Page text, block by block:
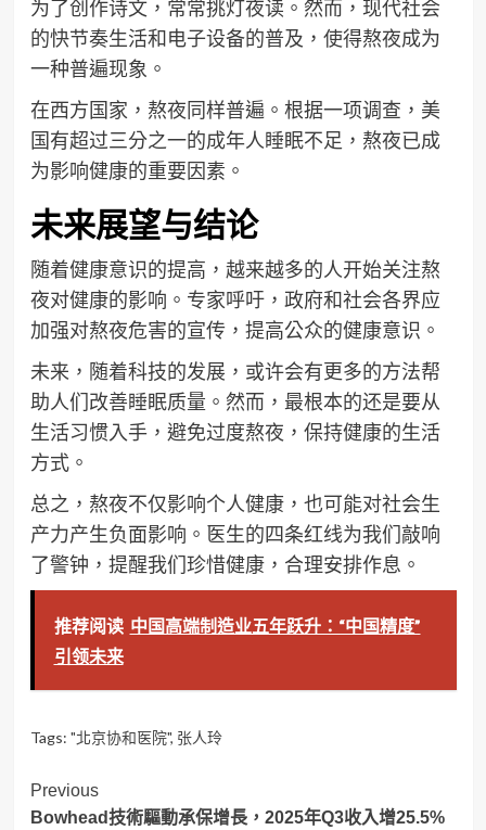
为了创作诗文，常常挑灯夜读。然而，现代社会
的快节奏生活和电子设备的普及，使得熬夜成为
一种普遍现象。
在西方国家，熬夜同样普遍。根据一项调查，美
国有超过三分之一的成年人睡眠不足，熬夜已成
为影响健康的重要因素。
未来展望与结论
随着健康意识的提高，越来越多的人开始关注熬
夜对健康的影响。专家呼吁，政府和社会各界应
加强对熬夜危害的宣传，提高公众的健康意识。
未来，随着科技的发展，或许会有更多的方法帮
助人们改善睡眠质量。然而，最根本的还是要从
生活习惯入手，避免过度熬夜，保持健康的生活
方式。
总之，熬夜不仅影响个人健康，也可能对社会生
产力产生负面影响。医生的四条红线为我们敲响
了警钟，提醒我们珍惜健康，合理安排作息。
推荐阅读 中国高端制造业五年跃升：“中国精度”
引领未来
Tags: "北京协和医院", 张人玲
Post
Previous
Bowhead技術驅動承保增長，2025年Q3收入增25.5%